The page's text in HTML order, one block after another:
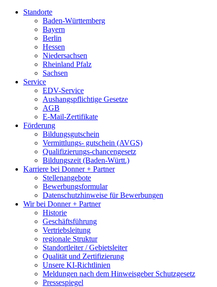
Standorte
Baden-Württemberg
Bayern
Berlin
Hessen
Niedersachsen
Rheinland Pfalz
Sachsen
Service
EDV-Service
Aushangspflichtige Gesetze
AGB
E-Mail-Zertifikate
Förderung
Bildungsgutschein
Vermittlungs- gutschein (AVGS)
Qualifizierungs-chancengesetz
Bildungszeit (Baden-Württ.)
Karriere bei Donner + Partner
Stellenangebote
Bewerbungsformular
Datenschutzhinweise für Bewerbungen
Wir bei Donner + Partner
Historie
Geschäftsführung
Vertriebsleitung
regionale Struktur
Standortleiter / Gebietsleiter
Qualität und Zertifizierung
Unsere KI-Richtlinien
Meldungen nach dem Hinweisgeber Schutzgesetz
Pressespiegel